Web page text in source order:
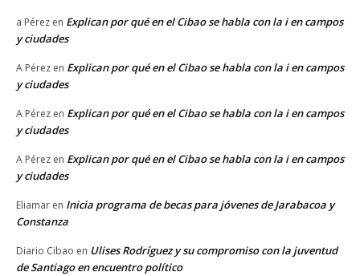
a Pérez en Explican por qué en el Cibao se habla con la i en campos
y ciudades
A Pérez en Explican por qué en el Cibao se habla con la i en campos
y ciudades
A Pérez en Explican por qué en el Cibao se habla con la i en campos
y ciudades
A Pérez en Explican por qué en el Cibao se habla con la i en campos
y ciudades
Eliamar en Inicia programa de becas para jóvenes de Jarabacoa y
Constanza
Diario Cibao en Ulises Rodríguez y su compromiso con la juventud
de Santiago en encuentro político